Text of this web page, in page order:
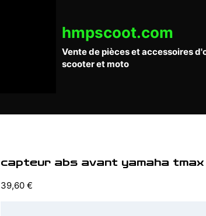
hmpscoot.com
Vente de pièces et accessoires
scooter et moto
capteur abs avant yamaha
39,60 €